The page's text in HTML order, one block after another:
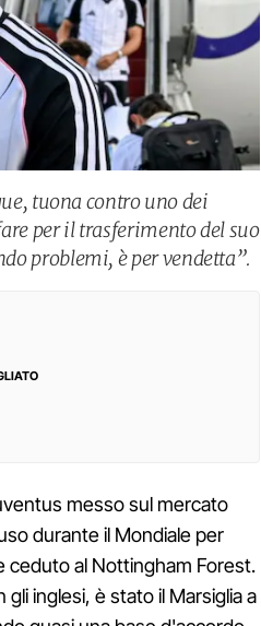
tuona contro uno dei
per il trasferimento del suo
problemi, è per vendetta”.
messo sul mercato
durante il Mondiale per
ceduto al Nottingham Forest.
inglesi, è stato il Marsiglia a